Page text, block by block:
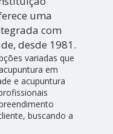
uma
com
desde 1981.
variadas que
em
e acupuntura
buscando a